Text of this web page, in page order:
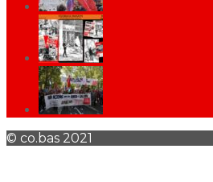
© co.bas 2021